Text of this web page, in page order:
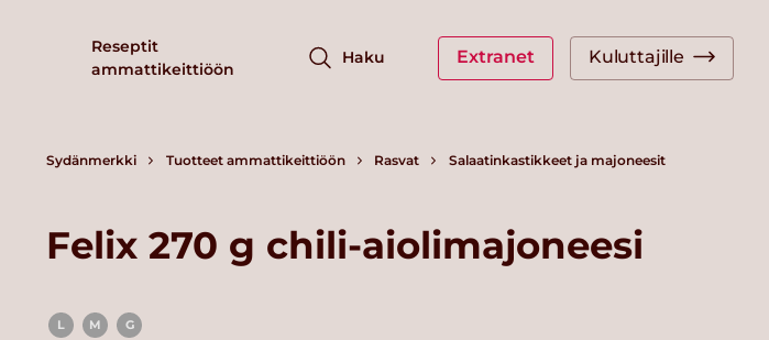
Reseptit
ammattikeittiöön
Haku Extranet Kuluttajille
Sydänmerkki Tuotteet ammattikeittiöön Rasvat Salaatinkastikkeet ja majoneesit
Felix 270 g chili-aiolimajoneesi
L M G